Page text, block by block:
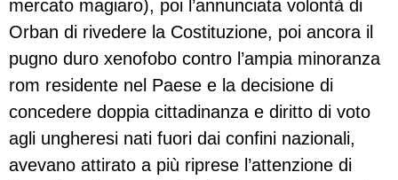
mercato magiaro), poi l’annunciata volontà di
Orban di rivedere la Costituzione, poi ancora il
pugno duro xenofobo contro l’ampia minoranza
rom residente nel Paese e la decisione di
concedere doppia cittadinanza e diritto di voto
agli ungheresi nati fuori dai confini nazionali,
avevano attirato a più riprese l’attenzione di